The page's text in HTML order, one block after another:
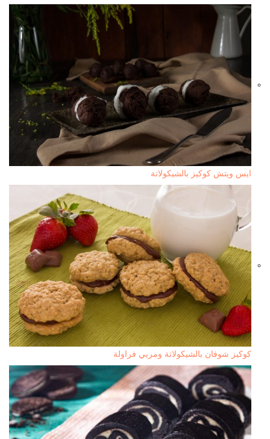
ايس ويتش كوكيز بالشيكولاتة
كوكيز شوفان بالشيكولاتة ومربي فراولة